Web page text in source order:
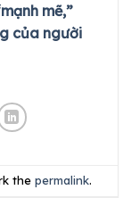
mẽ,”
của người
thepermalink.